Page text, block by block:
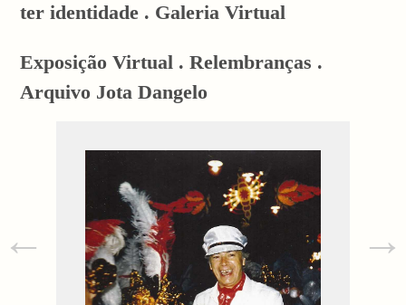
ter identidade . Galeria Virtual
Exposição Virtual . Relembranças .
Arquivo Jota Dangelo
← →